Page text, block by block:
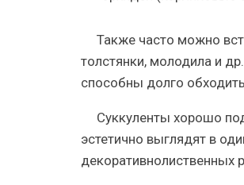
Также часто можно
толстянки, молодила и
способны долго
Суккуленты хорошо
эстетично выглядят в
декоративнолиственных